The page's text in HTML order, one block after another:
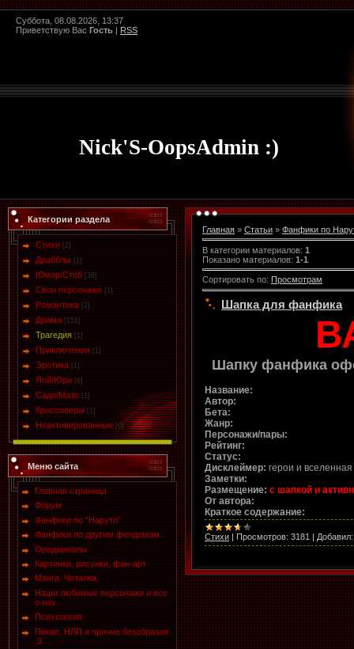
Суббота, 08.08.2026, 13:37
Приветствую Вас Гость | RSS
Nick'S-OopsAdmin :)
Категории раздела
Стихи [2]
Драбблы [1]
Юмор/Стеб [36]
Свои персонажи [1]
Романтика [2]
Драма [151]
Трагедия [1]
Приключения [1]
Эротика [1]
Яой/Юри [6]
Садо/Мазо [1]
Кроссоверы [1]
Неактивированные [0]
Меню сайта
Главная страница
Форум
Фанфики по "Наруто"
Фанфики по другим фендомам
Ориджиналы
Картинки, рисунки, фан-арт
Манга. Читалка.
Наши любимые персонажи и все
о них
Психология
Пикап, НЛП и прочие безобразия
;3
Главная » Статьи » Фанфики по
В категории материалов: 1
Показано материалов: 1-1
Сортировать по: Просмотрам
Шапка для фанфика
Шапку фанфика
Название:
Автор:
Бета:
Жанр:
Персонажи/пары:
Рейтинг:
Статус:
Дисклеймер: герои и
Заметки:
Размещение: с шапкой и
От автора:
Краткое содержание:
Стихи | Просмотров: 3181 | Добавил: